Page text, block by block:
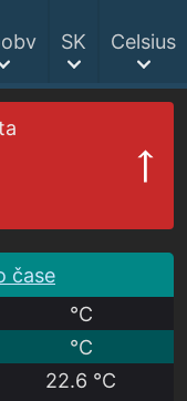
SK Celsius
čase
°C
°C
22.6 °C